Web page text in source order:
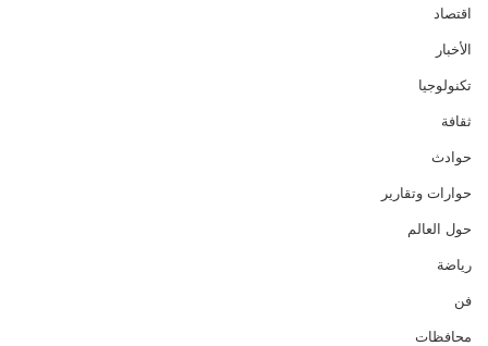
اقتصاد
الأخبار
تكنولوجيا
ثقافة
حوادث
حوارات وتقارير
حول العالم
رياضة
فن
محافظات